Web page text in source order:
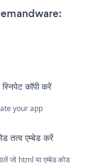
कॉपी करें
your app
तत्व एम्बेड करें
जो html या एम्बेड कोड